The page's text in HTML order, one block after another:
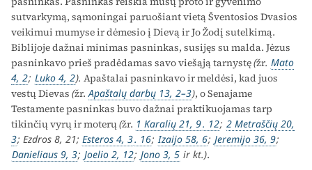
sutvarkymą, sąmoningai paruošiant vietą Šventosios Dvasios
veikimui mumyse ir dėmesio į Dievą ir Jo Žodį sutelkimą.
Biblijoje dažnai minimas pasninkas, susijęs su malda. Jėzus
pasninkavo prieš pradėdamas savo viešąją tarnystę(žr. Mato
4, 2; Luko 4, 2). Apaštalai pasninkavo ir meldėsi, kad juos
vestų Dievas (žr. Apaštalų darbų 13, 2–3), o Senajame
Testamente pasninkas buvo dažnai praktikuojamas tarp
tikinčių vyrų ir moterų(žr. 1 Karalių 21, 9. 12; 2 Metraščių 20,
3; Ezdros 8, 21; Esteros 4, 3. 16; Izaijo 58, 6; Jeremijo 36, 9;
Danieliaus 9, 3; Joelio 2, 12; Jono 3, 5 ir kt.).